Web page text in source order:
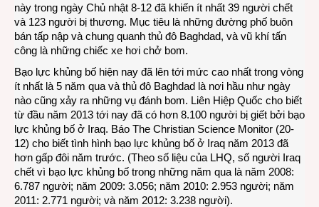
này trong ngày Chủ nhật 8-12 đã khiến ít nhất 39 người chết
và 123 người bị thương. Mục tiêu là những đường phố buôn
bán tấp nập và chung quanh thủ đô Baghdad, và vũ khí tấn
công là những chiếc xe hơi chở bom.
Bạo lực khủng bố hiện nay đã lên tới mức cao nhất trong vòng
ít nhất là 5 năm qua và thủ đô Baghdad là nơi hầu như ngày
nào cũng xảy ra những vụ đánh bom. Liên Hiệp Quốc cho biết
từ đầu năm 2013 tới nay đã có hơn 8.100 người bị giết bởi bạo
lực khủng bố ở Iraq. Báo The Christian Science Monitor (20-
12) cho biết tình hình bạo lực khủng bố ở Iraq năm 2013 đã
hơn gấp đôi năm trước. (Theo số liệu của LHQ, số người Iraq
chết vì bạo lực khủng bố trong những năm qua là năm 2008:
6.787 người; năm 2009: 3.056; năm 2010: 2.953 người; năm
2011: 2.771 người; và năm 2012: 3.238 người).